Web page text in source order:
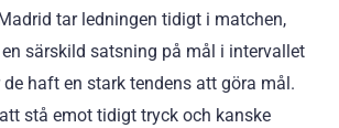
tar ledningen tidigt i matchen,
särskild satsning på mål i intervallet
haft en stark tendens att göra mål.
stå emot tidigt tryck och kanske